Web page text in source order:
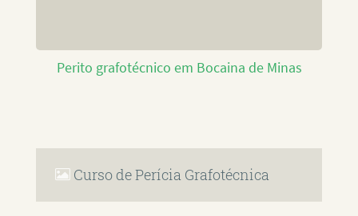
Perito grafotécnico em Bocaina de Minas
Curso de Perícia Grafotécnica